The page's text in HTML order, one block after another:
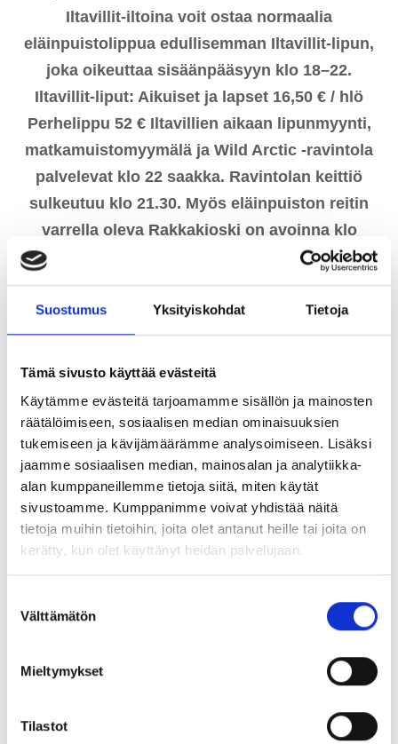
Suostumus Yksityiskohdat Tietoja
Tämä sivusto käyttää evästeitä
Käytämme evästeitä tarjoamamme sisällön ja mainosten
räätälöimiseen, sosiaalisen median ominaisuuksien
tukemiseen ja kävijämäärämme analysoimiseen. Lisäksi
jaamme sosiaalisen median, mainosalan ja analytiikka-
alan kumppaneillemme tietoja siitä, miten käytät
sivustoamme. Kumppanimme voivat yhdistää näitä
tietoja muihin tietoihin, joita olet antanut heille tai joita on
kerätty, kun olet käyttänyt heidän palvelujaan.
valinta
Välttämätön
Mieltymykset
Tilastot
Iltavillit-iltoina voit ostaa normaalia
eläinpuistolippua edullisemman Iltavillit-lipun,
joka oikeuttaa sisäänpääsyyn klo 18–22.
Iltavillit-liput: Aikuiset ja lapset 16,50 € / hlö
Perhelippu 52 € Iltavillien aikaan lipunmyynti,
matkamuistomyymälä ja Wild Arctic -ravintola
palvelevat klo 22 saakka. Ravintolan keittiö
sulkeutuu klo 21.30. Myös eläinpuiston reitin
varrella oleva Rakkakioski on avoinna klo
21.30 asti, joten jäätelöstä ja virvokkeista voi
nauttia myös iltakierroksen lomassa.
Matkamuistomyymälässä on Iltavillien aikaan
villejä erikoistarjouksia.